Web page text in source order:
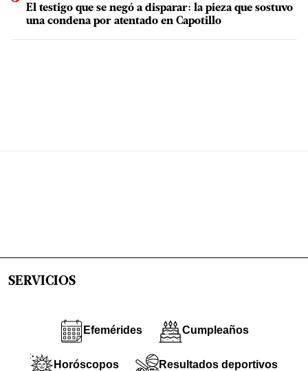
El testigo que se negó a disparar: la pieza que sostuvo
una condena por atentado en Capotillo
SERVICIOS
Efemérides Cumpleaños
Horóscopos Resultados deportivos